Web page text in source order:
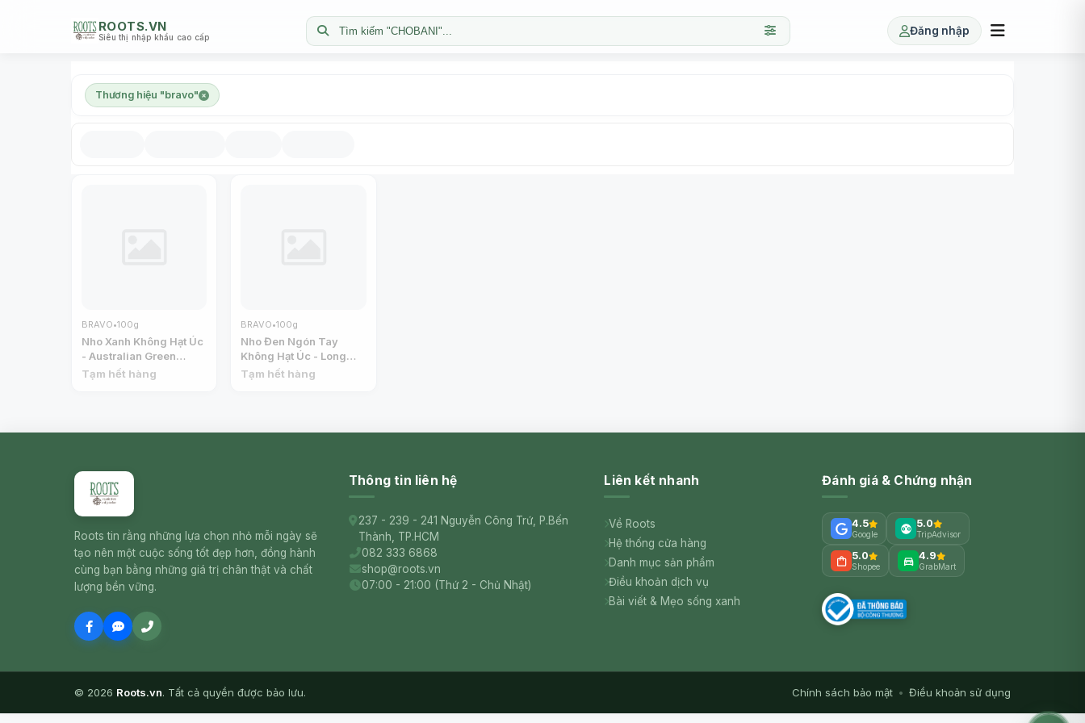
ROOTS.VN
Siêu thị nhập khẩu cao cấp
Tìm kiếm "CHOBANI"... Đăng nhập
Thương hiệu "bravo"
BRAVO•100g
Nho Xanh Không Hạt Úc
- Australian Green
Seedless Grapes -
Tạm hết hàng
BRAVO•100g
Nho Đen Ngón Tay
Không Hạt Úc - Long
Crimson - Black
Tạm hết hàng
Roots tin rằng những lựa chọn nhỏ mỗi ngày sẽ
tạo nên một cuộc sống tốt đẹp hơn, đồng hành
cùng bạn bằng những giá trị chân thật và chất
lượng bền vững.
Thông tin liên hệ
237 - 239 - 241 Nguyễn Công Trứ, P.Bến
Thành, TP.HCM
082 333 6868
shop@roots.vn
07:00 - 21:00 (Thứ 2 - Chủ Nhật)
Liên kết nhanh
Về Roots
Hệ thống cửa hàng
Danh mục sản phẩm
Điều khoản dịch vụ
Bài viết & Mẹo sống xanh
Đánh giá & Chứng nhận
4.5
Google
5.0
TripAdvisor
5.0
Shopee
4.9
GrabMart
© 2026 Roots.vn. Tất cả quyền được bảo lưu. Chính sách bảo mật • Điều khoản sử dụng